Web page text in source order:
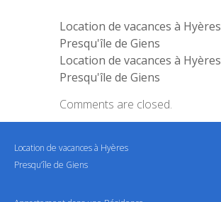
Location de vacances à Hyères
Presqu'île de Giens
Location de vacances à Hyères
Presqu'île de Giens
Comments are closed.
Location de vacances à Hyères
Presqu’île de Giens